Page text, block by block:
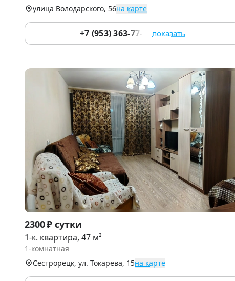
улица Володарского, 56на карте
+7 (953) 363-77-44 показать
Item
1
of
9
2300 ₽ сутки
1-к. квартира, 47 м²
1-комнатная
Сестрорецк, ул. Токарева, 15на карте